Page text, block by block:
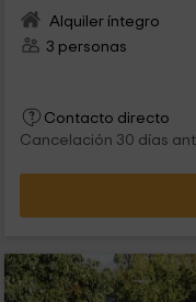
Alquiler íntegro
3 personas
Contacto directo
Cancelación 30 días